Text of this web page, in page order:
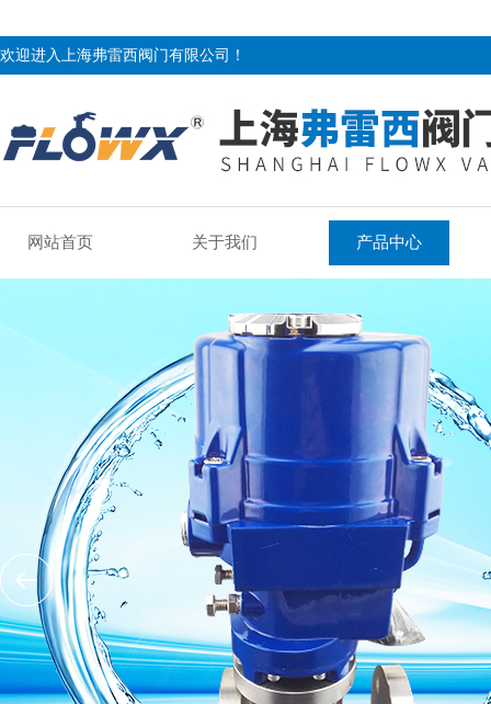
欢迎进入上海弗雷西阀门有限公司！
网站首页 关于我们 产品中心